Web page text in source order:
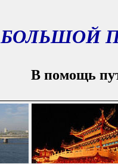
БОЛЬШОЙ
В помощь